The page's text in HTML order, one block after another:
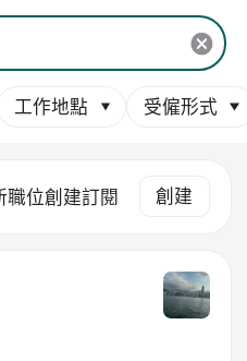
工作地點 受僱形式
職位創建訂閱 創建